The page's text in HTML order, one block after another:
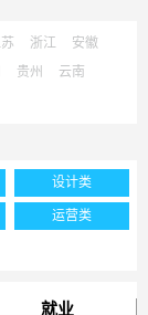
浙江
安徽
贵州
云南
设计类
运营类
就业